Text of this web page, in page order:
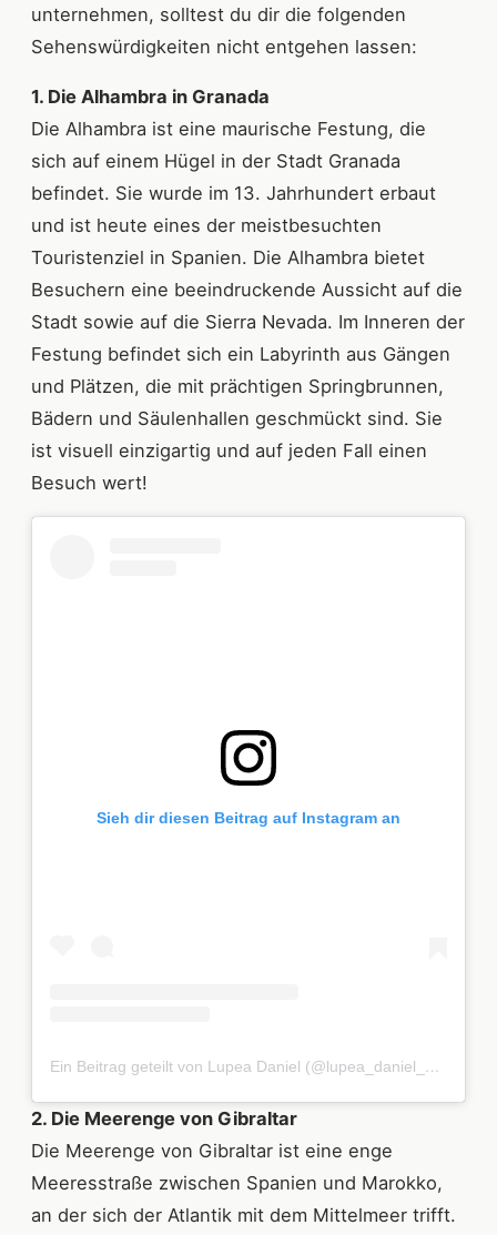
unternehmen, solltest du dir die folgenden
Sehenswürdigkeiten nicht entgehen lassen:
1. Die Alhambra in Granada
Die Alhambra ist eine maurische Festung, die
sich auf einem Hügel in der Stadt Granada
befindet. Sie wurde im 13. Jahrhundert erbaut
und ist heute eines der meistbesuchten
Touristenziel in Spanien. Die Alhambra bietet
Besuchern eine beeindruckende Aussicht auf die
Stadt sowie auf die Sierra Nevada. Im Inneren der
Festung befindet sich ein Labyrinth aus Gängen
und Plätzen, die mit prächtigen Springbrunnen,
Bädern und Säulenhallen geschmückt sind. Sie
ist visuell einzigartig und auf jeden Fall einen
Besuch wert!
Sieh dir diesen Beitrag auf Instagram an
Ein Beitrag geteilt von Lupea Daniel (@lupea_daniel_visual_artist)
2. Die Meerenge von Gibraltar
Die Meerenge von Gibraltar ist eine enge
Meeresstraße zwischen Spanien und Marokko,
an der sich der Atlantik mit dem Mittelmeer trifft.